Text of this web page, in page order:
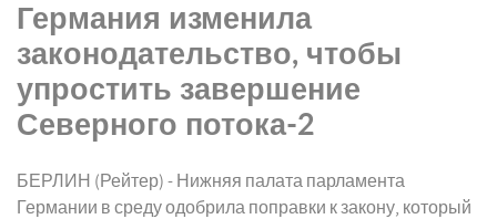
Германия изменила
законодательство, чтобы
упростить завершение
Северного потока-2
БЕРЛИН (Рейтер) - Нижняя палата парламента
Германии в среду одобрила поправки к закону, который